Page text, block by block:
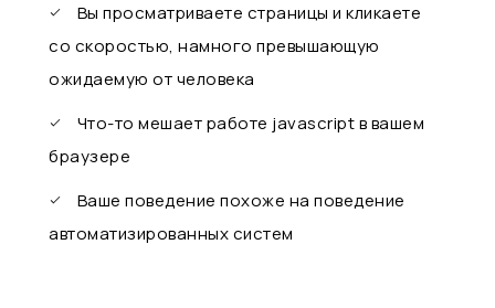
Вы просматриваете страницы и кликаете
со скоростью, намного превышающую
ожидаемую от человека
Что-то мешает работе javascript в вашем
браузере
Ваше поведение похоже на поведение
автоматизированных систем